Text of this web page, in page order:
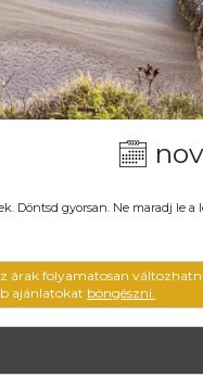
Döntsd gyorsan. Ne maradj le a
árak folyamatosan
ajánlatokat böngészni.